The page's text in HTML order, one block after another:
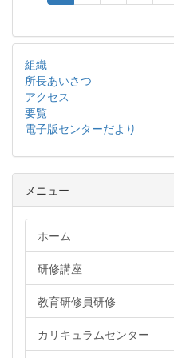
組織
所長あいさつ
アクセス
要覧
電子版センターだより
メニュー
ホーム
研修講座
教育研修員研修
カリキュラムセンター